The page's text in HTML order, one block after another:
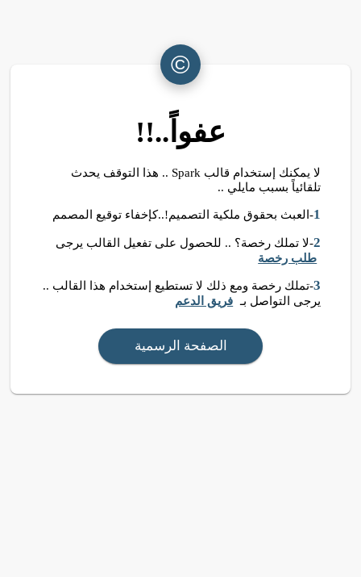
©
عفواً..!!
لا يمكنك إستخدام قالب Spark .. هذا التوقف يحدث
تلقائياً بسبب مايلي ..
1-العبث بحقوق ملكية التصميم!..كإخفاء توقيع المصمم
2-لا تملك رخصة؟ .. للحصول على تفعيل القالب يرجى
طلب رخصة
3-تملك رخصة ومع ذلك لا تستطيع إستخدام هذا القالب ..
يرجى التواصل بـ فريق الدعم
الصفحة الرسمية